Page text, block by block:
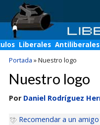
Liberales Antiliberales
Portada »Nuestro logo
Nuestro logo
Por Daniel Rodríguez
Recomendar a un amigo